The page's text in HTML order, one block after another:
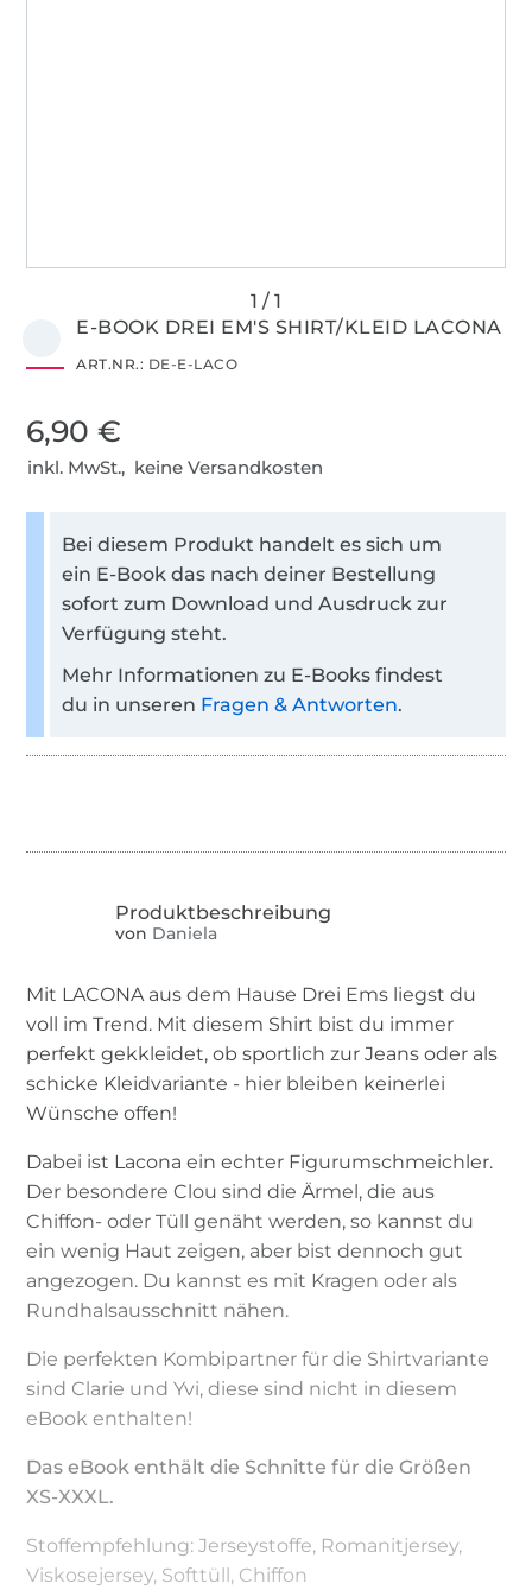
E-BOOK DREI EM'S SHIRT/KLEID LACONA
ART.NR.: DE-E-LACO
6,90 €
inkl. MwSt., keine Versandkosten
Bei diesem Produkt handelt es sich um
ein E-Book das nach deiner Bestellung
sofort zum Download und Ausdruck zur
Verfügung steht.
Mehr Informationen zu E-Books findest
du in unseren Fragen & Antworten.
von Daniela
Mit LACONA aus dem Hause Drei Ems liegst du
voll im Trend. Mit diesem Shirt bist du immer
perfekt gekkleidet, ob sportlich zur Jeans oder als
schicke Kleidvariante - hier bleiben keinerlei
Wünsche offen!
Dabei ist Lacona ein echter Figurumschmeichler.
Der besondere Clou sind die Ärmel, die aus
Chiffon- oder Tüll genäht werden, so kannst du
ein wenig Haut zeigen, aber bist dennoch gut
angezogen. Du kannst es mit Kragen oder als
Rundhalsausschnitt nähen.
Die perfekten Kombipartner für die Shirtvariante
sind Clarie und Yvi, diese sind nicht in diesem
eBook enthalten!
Das eBook enthält die Schnitte für die Größen
XS-XXXL.
Stoffempfehlung: Jerseystoffe, Romanitjersey,
Viskosejersey, Softtüll, Chiffon